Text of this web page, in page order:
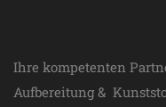
Ihre kompetenten
Aufbereitung &